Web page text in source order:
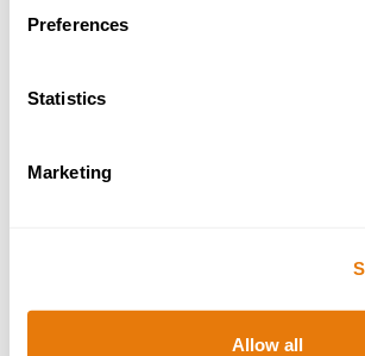
Preferences
Statistics
Marketing
Allow all
Lorraine Saunders